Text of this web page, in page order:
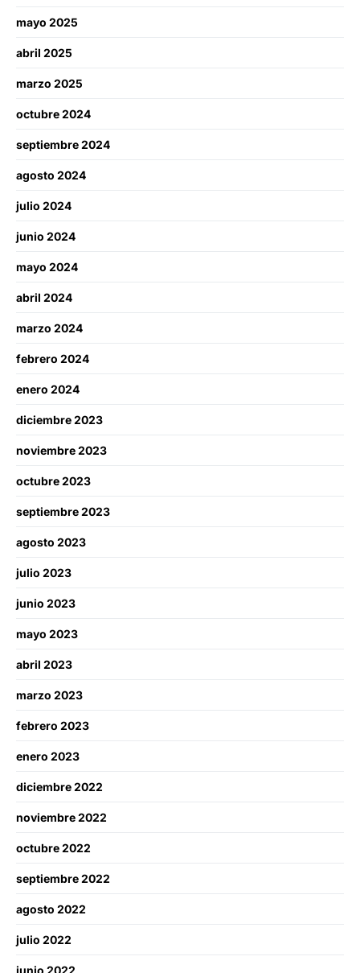
mayo 2025
abril 2025
marzo 2025
octubre 2024
septiembre 2024
agosto 2024
julio 2024
junio 2024
mayo 2024
abril 2024
marzo 2024
febrero 2024
enero 2024
diciembre 2023
noviembre 2023
octubre 2023
septiembre 2023
agosto 2023
julio 2023
junio 2023
mayo 2023
abril 2023
marzo 2023
febrero 2023
enero 2023
diciembre 2022
noviembre 2022
octubre 2022
septiembre 2022
agosto 2022
julio 2022